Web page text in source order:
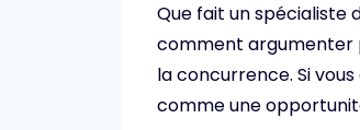
Que fait un spécialiste
comment argumenter
la concurrence. Si
comme une